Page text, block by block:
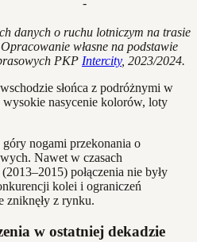
-
danych o ruchu lotniczym na trasie
własne na podstawie
PKP Intercity, 2023/2024.
nogami przekonania o
Nawet w czasach
połączenia nie były
kolei i ograniczeń
zniknęły z rynku.
w ostatniej dekadzie